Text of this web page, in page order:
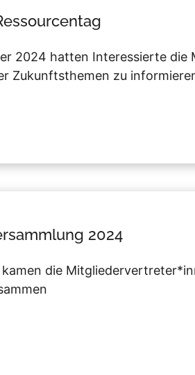
2024 hatten Interessierte
Zukunftsthemen zu
2024
die